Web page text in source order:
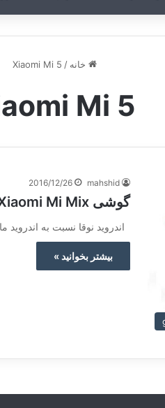
خانه /
Xiaomi Mi 5
Mi 5
mahshid
2016/12/26
گوشی Xiaomi Mi Mix با اندروید 7.0 نوقا بروزرسانی می شود
اندروید نوقا نسبت به
بیشتر بخوانید »